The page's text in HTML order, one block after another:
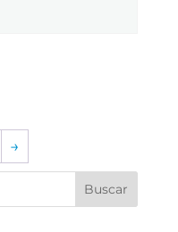
→
Buscar